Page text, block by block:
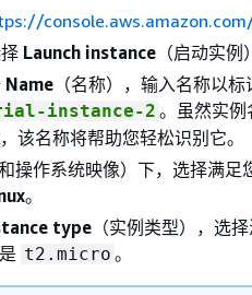
Launch instance （启动实例
Name （名称），输入名称以
instance-2 。虽然实例
该名称将帮助您轻松识别它。
和操作系统映像）下，选择满足
。
type （实例类型），选
t2.micro 。